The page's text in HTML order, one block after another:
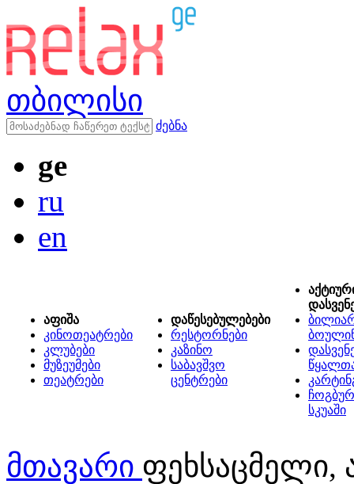
თბილისი
ძებნა
ge
ru
en
აფიშა
კინოთეატრები
კლუბები
მუზეუმები
თეატრები
დაწესებულებები
რესტორნები
კაზინო
საბავშვო
ცენტრები
სკუაში
მთავარი ფეხსაცმელი,